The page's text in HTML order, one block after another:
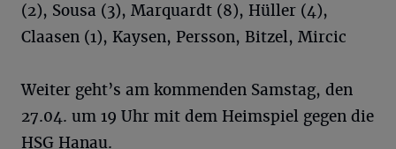
(2), Sousa (3), Marquardt (8), Hüller (4),
Claasen (1), Kaysen, Persson, Bitzel, Mircic
Weiter geht’s am kommenden Samstag, den
27.04. um 19 Uhr mit dem Heimspiel gegen die
HSG Hanau.